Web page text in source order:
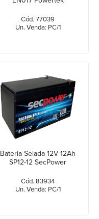
Cód. 77039
Un. Venda: PC/1
Bateria Selada 12V 12Ah
SP12-12 SecPower
Cód. 83934
Un. Venda: PC/1